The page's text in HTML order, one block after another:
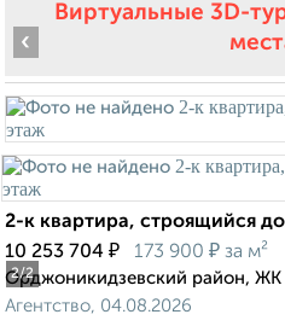
Виртуальные 3D-
2/2
‹
2-к квартира, строящийся
10 253 704 ₽ 173 900 ₽ за м²
Орджоникидзевский район, ЖК
Агентство, 04.08.2026